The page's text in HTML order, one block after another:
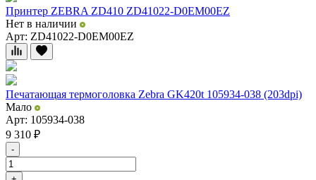
Принтер ZEBRA ZD410 ZD41022-D0EM00EZ
Нет в наличии
Арт: ZD41022-D0EM00EZ
Печатающая термоголовка Zebra GK420t 105934-038 (203dpi)
Мало
Арт: 105934-038
9 310 ₽
-